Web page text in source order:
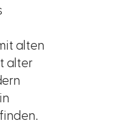
alten
alter